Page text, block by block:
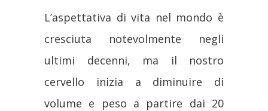
L’aspettativa di vita nel mondo è
cresciuta notevolmente negli
ultimi decenni, ma il nostro
cervello inizia a diminuire di
volume e peso a partire dai 20